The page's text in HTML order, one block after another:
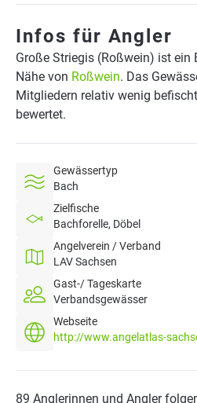
Infos für Angler
Große Striegis (Roßwein) ist ein
Nähe von Roßwein. Das
Mitgliedern relativ wenig
bewertet.
Gewässertyp
Bach
Zielfische
Bachforelle, Döbel
Angelverein / Verband
LAV Sachsen
Gast-/ Tageskarte
Verbandsgewässer
Webseite
http://www.angelatlas-
89 Anglerinnen und Angler